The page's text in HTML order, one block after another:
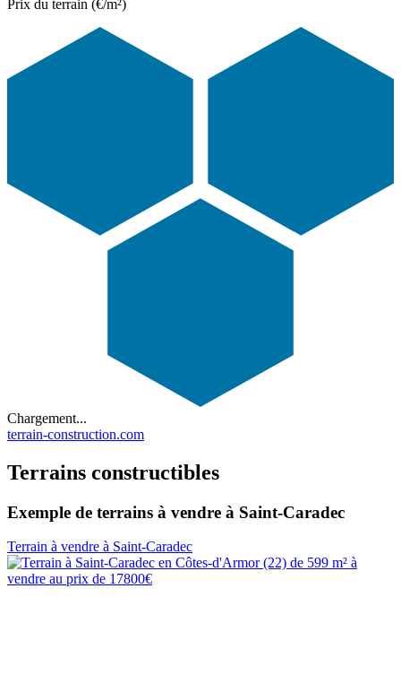
Prix du terrain (€/m²)
Chargement...
terrain-construction.com
Terrains constructibles
Exemple de terrains à vendre à Saint-Caradec
Terrain à vendre à Saint-Caradec